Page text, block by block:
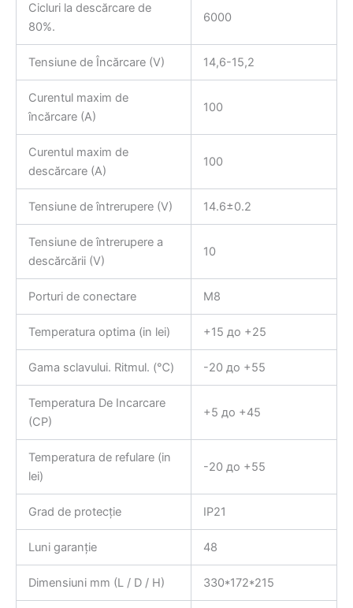
Cicluri la descărcare de
80%.
6000
Tensiune de Încărcare (V) 14,6-15,2
Curentul maxim de
încărcare (A)
100
Curentul maxim de
descărcare (A)
100
Tensiune de întrerupere (V) 14.6±0.2
Tensiune de întrerupere a
descărcării (V)
10
Porturi de conectare М8
Temperatura optima (in lei) +15 до +25
Gama sclavului. Ritmul. (℃) -20 до +55
Temperatura De Incarcare
(CP)
+5 до +45
Temperatura de refulare (in
lei)
-20 до +55
Grad de protecție IP21
Luni garanție 48
Dimensiuni mm (L / D / H) 330*172*215